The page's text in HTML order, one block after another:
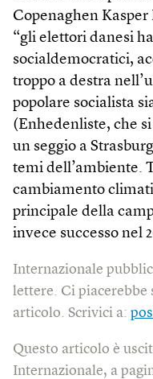
Copenaghen
“gli elettori danesi
socialdemocratici,
troppo a destra
popolare socialista
(Enhedenliste, che
un seggio a
temi dell’ambiente.
cambiamento
principale della
invece successo nel
Internazionale
lettere. Ci piacerebbe
articolo. Scrivici a:
Questo articolo è
Internazionale, a